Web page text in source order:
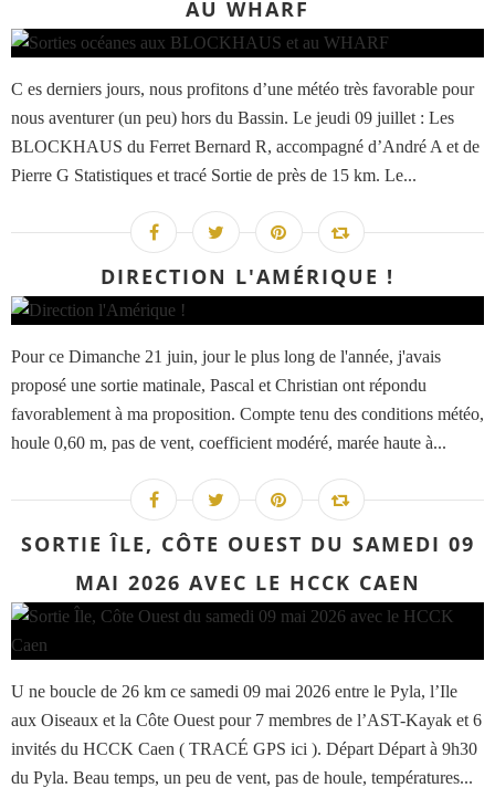
AU WHARF
C es derniers jours, nous profitons d’une météo très favorable pour
nous aventurer (un peu) hors du Bassin. Le jeudi 09 juillet : Les
BLOCKHAUS du Ferret Bernard R, accompagné d’André A et de
Pierre G Statistiques et tracé Sortie de près de 15 km. Le...
DIRECTION L'AMÉRIQUE !
Pour ce Dimanche 21 juin, jour le plus long de l'année, j'avais
proposé une sortie matinale, Pascal et Christian ont répondu
favorablement à ma proposition. Compte tenu des conditions météo,
houle 0,60 m, pas de vent, coefficient modéré, marée haute à...
SORTIE ÎLE, CÔTE OUEST DU SAMEDI 09
MAI 2026 AVEC LE HCCK CAEN
U ne boucle de 26 km ce samedi 09 mai 2026 entre le Pyla, l’Ile
aux Oiseaux et la Côte Ouest pour 7 membres de l’AST-Kayak et 6
invités du HCCK Caen ( TRACÉ GPS ici ). Départ Départ à 9h30
du Pyla. Beau temps, un peu de vent, pas de houle, températures...